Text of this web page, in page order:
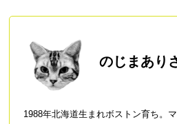
のじまあり
1988年北海道生まれボストン育ち。